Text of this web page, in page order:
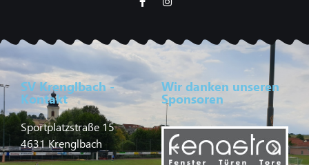
SV Krenglbach -
Kontakt
Sportplatzstraße 15
4631 Krenglbach
Wir danken unseren
Sponsoren